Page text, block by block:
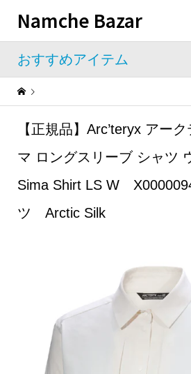
Namche Bazar
おすすめアイテム
Warning : Undefined property:
【正規品】Arc’teryx アークテリクス シーマ ロングスリー
【正規品】Arc’teryx アー
マ ロングスリーブ シャツ
Sima Shirt LS W
ツ Arctic Silk